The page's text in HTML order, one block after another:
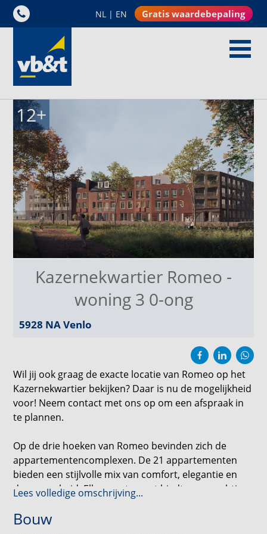
NL | EN Gratis waardebepaling
12+
Kazernekwartier Romeo -
woning 3 0-ong
5928 NAVenlo
Wil jij ook graag de exacte locatie van Romeo op het
Kazernekwartier bekijken? Daar is nu de mogelijkheid
voor! Neem contact met ons op om een afspraak in
te plannen.
Op de drie hoeken van Romeo bevinden zich de
appartementencomplexen. De 21 appartementen
bieden een stijlvolle mix van comfort, elegantie en
duurzaamheid. Elk appartement biedt een prachtig
uitzicht op de omgeving en een plek waar je je
meteen thuis voelt. Voeg daar de ideale ligging in het
Lees volledige omschrijving...
Bouw